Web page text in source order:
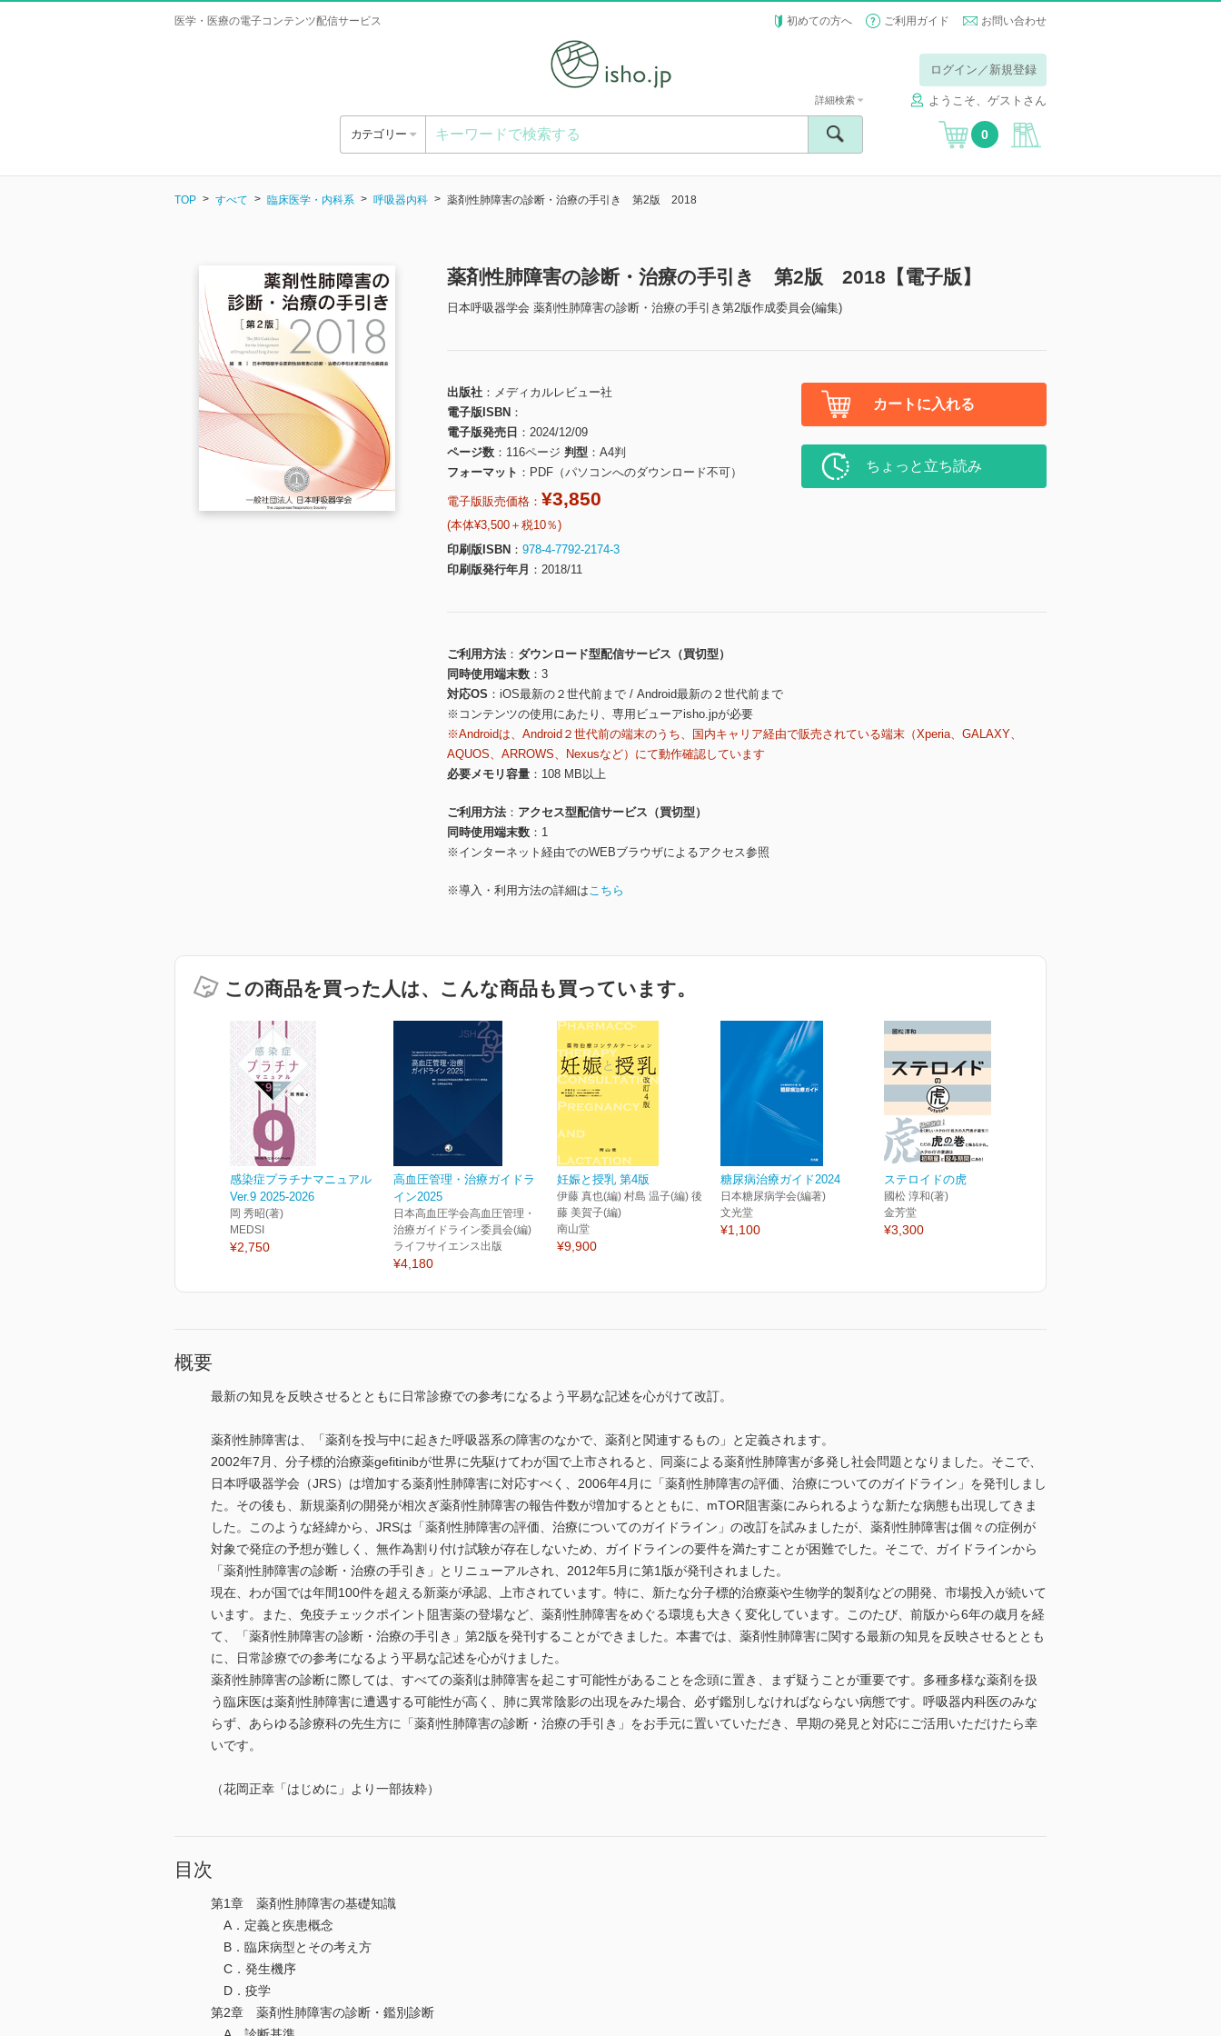
医学・医療の電子コンテンツ配信サービス 初めての方へ ご利用ガイド お問い合わせ
ログイン／新規登録
ようこそ、ゲストさん
カテゴリー
詳細検索
0
TOP すべて 臨床医学・内科系 呼吸器内科 薬剤性肺障害の診断・治療の手引き 第2版 2018
薬剤性肺障害の診断・治療の手引き 第2版 2018【電子版】
日本呼吸器学会 薬剤性肺障害の診断・治療の手引き第2版作成委員会(編集)
出版社
メディカルレビュー社
電子版ISBN
電子版発売日
2024/12/09
ページ数
116ページ 判型
A4判
フォーマット
PDF（パソコンへのダウンロード不可）
電子版販売価格： ¥3,850
(本体¥3,500＋税10％)
印刷版ISBN
978-4-7792-2174-3
印刷版発行年月
2018/11
カートに入れる
ちょっと立ち読み
ご利用方法
ダウンロード型配信サービス（買切型）
同時使用端末数
3
対応OS
iOS最新の２世代前まで / Android最新の２世代前まで
※コンテンツの使用にあたり、専用ビューアisho.jpが必要
※Androidは、Android２世代前の端末のうち、国内キャリア経由で販売されている端末（Xperia、GALAXY、
AQUOS、ARROWS、Nexusなど）にて動作確認しています
必要メモリ容量
108 MB以上
ご利用方法
アクセス型配信サービス（買切型）
同時使用端末数
1
※インターネット経由でのWEBブラウザによるアクセス参照
※導入・利用方法の詳細はこちら
この商品を買った人は、こんな商品も買っています。
感染症プラチナマニュアル
Ver.9 2025-2026
岡 秀昭(著)
MEDSI
¥2,750
高血圧管理・治療ガイドラ
イン2025
日本高血圧学会高血圧管理・
治療ガイドライン委員会(編)
ライフサイエンス出版
¥4,180
妊娠と授乳 第4版
伊藤 真也(編) 村島 温子(編) 後
藤 美賀子(編)
南山堂
¥9,900
糖尿病治療ガイド2024
日本糖尿病学会(編著)
文光堂
¥1,100
ステロイドの虎
國松 淳和(著)
金芳堂
¥3,300
概要
最新の知見を反映させるとともに日常診療での参考になるよう平易な記述を心がけて改訂。
薬剤性肺障害は、「薬剤を投与中に起きた呼吸器系の障害のなかで、薬剤と関連するもの」と定義されます。
2002年7月、分子標的治療薬gefitinibが世界に先駆けてわが国で上市されると、同薬による薬剤性肺障害が多発し社会問題となりました。そこで、
日本呼吸器学会（JRS）は増加する薬剤性肺障害に対応すべく、2006年4月に「薬剤性肺障害の評価、治療についてのガイドライン」を発刊しまし
た。その後も、新規薬剤の開発が相次ぎ薬剤性肺障害の報告件数が増加するとともに、mTOR阻害薬にみられるような新たな病態も出現してきま
した。このような経緯から、JRSは「薬剤性肺障害の評価、治療についてのガイドライン」の改訂を試みましたが、薬剤性肺障害は個々の症例が
対象で発症の予想が難しく、無作為割り付け試験が存在しないため、ガイドラインの要件を満たすことが困難でした。そこで、ガイドラインから
「薬剤性肺障害の診断・治療の手引き」とリニューアルされ、2012年5月に第1版が発刊されました。
現在、わが国では年間100件を超える新薬が承認、上市されています。特に、新たな分子標的治療薬や生物学的製剤などの開発、市場投入が続いて
います。また、免疫チェックポイント阻害薬の登場など、薬剤性肺障害をめぐる環境も大きく変化しています。このたび、前版から6年の歳月を経
て、「薬剤性肺障害の診断・治療の手引き」第2版を発刊することができました。本書では、薬剤性肺障害に関する最新の知見を反映させるととも
に、日常診療での参考になるよう平易な記述を心がけました。
薬剤性肺障害の診断に際しては、すべての薬剤は肺障害を起こす可能性があることを念頭に置き、まず疑うことが重要です。多種多様な薬剤を扱
う臨床医は薬剤性肺障害に遭遇する可能性が高く、肺に異常陰影の出現をみた場合、必ず鑑別しなければならない病態です。呼吸器内科医のみな
らず、あらゆる診療科の先生方に「薬剤性肺障害の診断・治療の手引き」をお手元に置いていただき、早期の発見と対応にご活用いただけたら幸
いです。
（花岡正幸「はじめに」より一部抜粋）
目次
第1章 薬剤性肺障害の基礎知識
A．定義と疾患概念
B．臨床病型とその考え方
C．発生機序
D．疫学
第2章 薬剤性肺障害の診断・鑑別診断